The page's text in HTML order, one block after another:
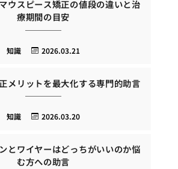
ウスピース矯正の値段の違いと治
療期間の目安
2026.03.21
知識
メリットを最大化する専門的助言
2026.03.20
知識
とワイヤーはどっちがいいのか悩
む方への助言